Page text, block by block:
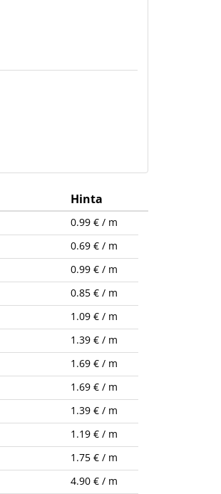
Hinta
0.99 € / m
0.69 € / m
0.99 € / m
0.85 € / m
1.09 € / m
1.39 € / m
1.69 € / m
1.69 € / m
1.39 € / m
1.19 € / m
1.75 € / m
4.90 € / m